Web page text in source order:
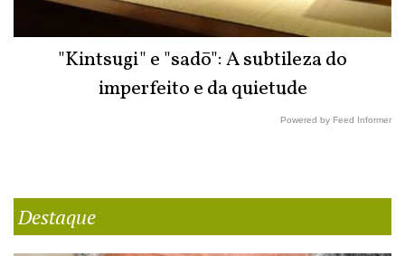
"Kintsugi" e "sadō": A subtileza do
imperfeito e da quietude
Powered by Feed Informer
Destaque